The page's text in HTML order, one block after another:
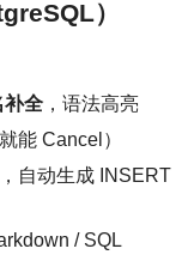
）
补全 ，语法高亮
能 Cancel）
自动生成 INSERT
/ SQL